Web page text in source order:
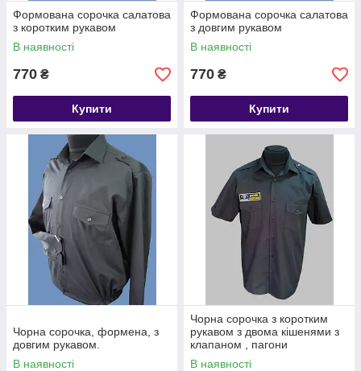
Формована сорочка салатова
з коротким рукавом
В наявності
770 ₴
Купити
Формована сорочка салатова
з довгим рукавом
В наявності
770 ₴
Купити
Чорна сорочка, формена, з
довгим рукавом.
В наявності
Чорна сорочка з коротким
рукавом з двома кішенями з
клапаном , пагони
В наявності